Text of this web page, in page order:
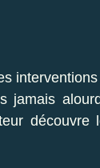
jamais
découvre